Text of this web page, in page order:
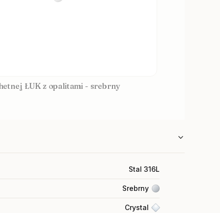
ŁUK z opalitami - srebrny
Stal 316L
Srebrny
Crystal